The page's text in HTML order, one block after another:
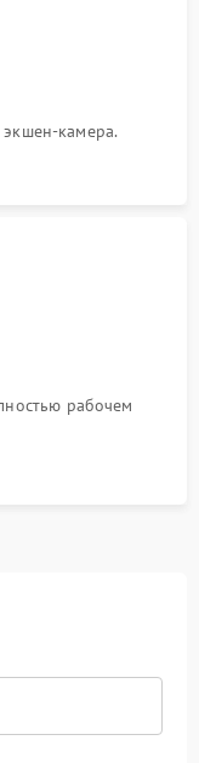
камера.
рабочем